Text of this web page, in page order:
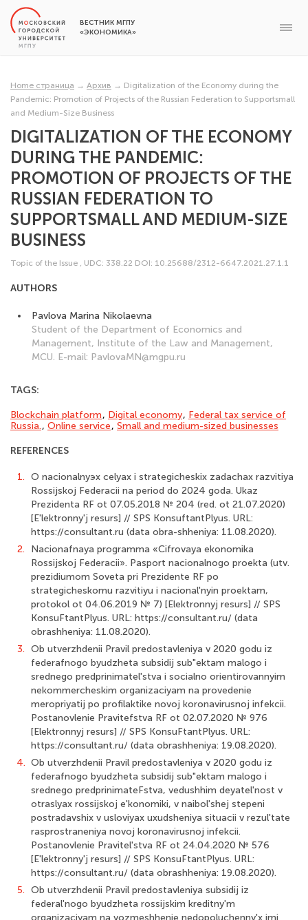
ВЕСТНИК МГПУ
«ЭКОНОМИКА»
Home страница → Архив → Digitalization of the Economy during the
Pandemic: Promotion of Projects of the Russian Federation to Supportsmall
and Medium-Size Business
DIGITALIZATION OF THE ECONOMY
DURING THE PANDEMIC:
PROMOTION OF PROJECTS OF THE
RUSSIAN FEDERATION TO
SUPPORTSMALL AND MEDIUM-SIZE
BUSINESS
Topic of the Issue , UDC: 338.22 DOI: 10.25688/2312-6647.2021.27.1.1
AUTHORS
Pavlova Marina Nikolaevna
Student of the Department of Economics and
Management, Institute of the Law and Management,
MCU. E-mail: PavlovaMN@mgpu.ru
TAGS:
Blockchain platform, Digital economy, Federal tax service of
Russia., Online service, Small and medium-sized businesses
REFERENCES
1. O nacionalnyэx celyax i strategicheskix zadachax razvitiya
Rossijskoj Federacii na period do 2024 goda. Ukaz
Prezidenta RF ot 07.05.2018 № 204 (red. ot 21.07.2020)
[E'lektronny'j resurs] // SPS KonsuftantPlyus. URL:
https://consultant.ru (data obra-shheniya: 11.08.2020).
2.
Nacionafnaya programma «Cifrovaya ekonomika
Rossijskoj Federacii». Pasport nacionalnogo proekta (utv.
prezidiumom Soveta pri Prezidente RF po
strategicheskomu razvitiyu i nacional'nyin proektam,
protokol ot 04.06.2019 № 7) [Elektronnyj resurs] // SPS
KonsuFtantPlyus. URL: https://consultant.ru/ (data
obrashheniya: 11.08.2020).
3. Ob utverzhdenii Pravil predostavleniya v 2020 godu iz
federafnogo byudzheta subsidij sub"ektam malogo i
srednego predprinimatel'stva i socialno orientirovannyim
nekommercheskim organizaciyam na provedenie
meropriyatij po profilaktike novoj koronavirusnoj infekcii.
Postanovlenie Pravitefstva RF ot 02.07.2020 № 976
[Elektronnyj resurs] // SPS KonsuFtantPlyus. URL:
https://consultant.ru/ (data obrashheniya: 19.08.2020).
4. Ob utverzhdenii Pravil predostavleniya v 2020 godu iz
federafnogo byudzheta subsidij sub"ektam malogo i
srednego predprinimateFstva, vedushhim deyatel'nost v
otraslyax rossijskoj e'konomiki, v naibol'shej stepeni
postradavshix v usloviyax uxudsheniya situacii v rezul'tate
rasprostraneniya novoj koronavirusnoj infekcii.
Postanovlenie Pravitel'stva RF ot 24.04.2020 № 576
[E'lektronny'j resurs] // SPS KonsuFtantPlyus. URL:
https://consultant.ru/ (data obrashheniya: 19.08.2020).
5. Ob utverzhdenii Pravil predostavleniya subsidij iz
federal'nogo byudzheta rossijskim kreditny'm
organizaciyam na vozmeshhenie nedopoluchenny'x imi